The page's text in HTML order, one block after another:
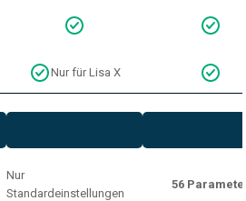
Nur für Lisa X
Nur
Standardeinstellungen
56